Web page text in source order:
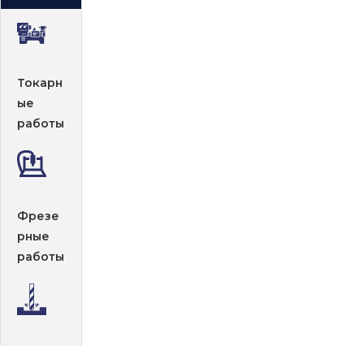
Токарн
ые
работы
Фрезе
рные
работы